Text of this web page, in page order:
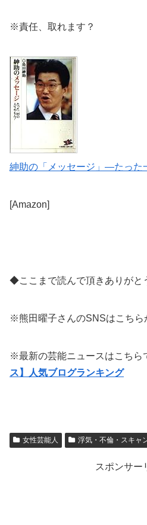
※責任、取れます？
紳助の「メッセージ」―たった
[Amazon]
◆ここまで読んで頂きありが
※熊田曜子さんのSNSはこちら
※最新の芸能ニュースはこちら
ス】人気ブログランキング
女性芸能人 浮気・不倫・スキャ
スポンサー